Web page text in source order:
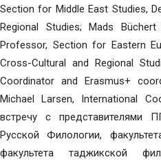
Section for Middle East Studies,
Regional Studies; Mads
Professor, Section for Eastern
Cross-Cultural and Regional
Coordinator and Erasmus+
Michael Larsen, International
встречу с представителями
Русской Филологии,
факультета таджикской